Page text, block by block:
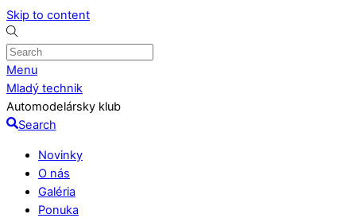
Skip to content
Menu
Mladý technik
Automodelársky klub
Search
Novinky
O nás
Galéria
Ponuka